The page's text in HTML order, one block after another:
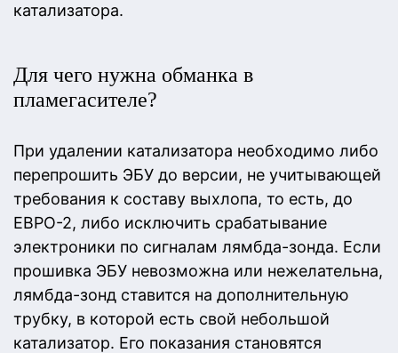
катализатора.
Для чего нужна обманка в
пламегасителе?
При удалении катализатора необходимо либо
перепрошить ЭБУ до версии, не учитывающей
требования к составу выхлопа, то есть, до
ЕВРО-2, либо исключить срабатывание
электроники по сигналам лямбда-зонда. Если
прошивка ЭБУ невозможна или нежелательна,
лямбда-зонд ставится на дополнительную
трубку, в которой есть свой небольшой
катализатор. Его показания становятся